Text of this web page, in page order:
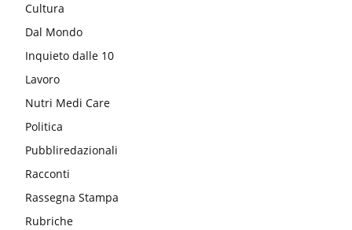
Cultura
Dal Mondo
Inquieto dalle 10
Lavoro
Nutri Medi Care
Politica
Pubbliredazionali
Racconti
Rassegna Stampa
Rubriche